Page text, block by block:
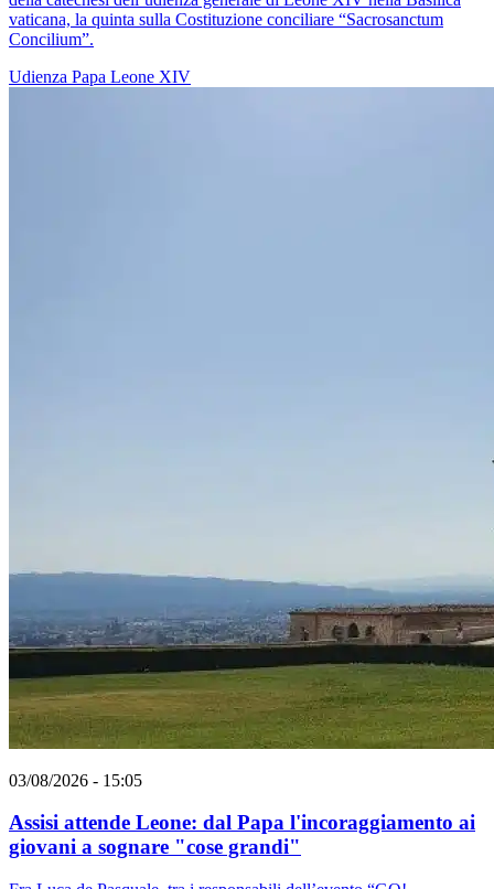
vaticana, la quinta sulla Costituzione conciliare “Sacrosanctum
Concilium”.
Udienza Papa Leone XIV
03/08/2026 - 15:05
Assisi attende Leone: dal Papa l'incoraggiamento ai
giovani a sognare "cose grandi"